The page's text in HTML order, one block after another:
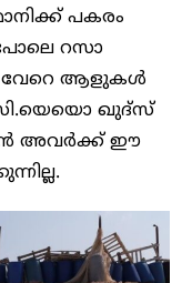
പകരം
റസാ
വേറെ ആളുകൾ
ഖുദ്സ്
അവർക്ക് ഈ